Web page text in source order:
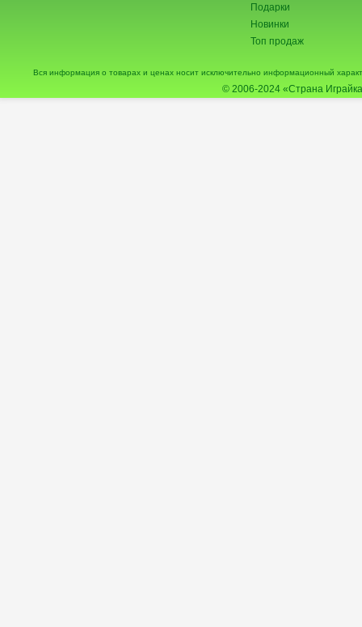
Подарки
Новинки
Топ продаж
Вся информация о товарах и ценах носит исключительно информационный
© 2006-2024 «Страна